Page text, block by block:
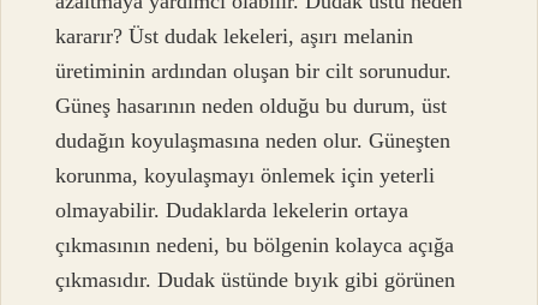
kararır? Üst dudak lekeleri, aşırı melanin
üretiminin ardından oluşan bir cilt sorunudur.
Güneş hasarının neden olduğu bu durum, üst
dudağın koyulaşmasına neden olur. Güneşten
korunma, koyulaşmayı önlemek için yeterli
olmayabilir. Dudaklarda lekelerin ortaya
çıkmasının nedeni, bu bölgenin kolayca açığa
çıkmasıdır. Dudak üstünde bıyık gibi görünen